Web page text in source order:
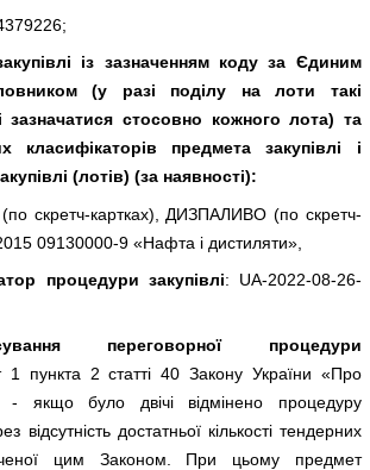
із зазначенням коду за Єдиним
(у разі поділу на лоти такі
зазначатися стосовно кожного лота) та
класифікаторів предмета закупівлі і
(лотів) (за наявності):
картках), ДИЗПАЛИВО (по скретч-
09130000-9 «Нафта і дистиляти»,
процедури закупівлі: UA-2022-08-26-
переговорної процедури
1 пункта 2 статті 40 Закону України «Про
- якщо було двічі відмінено процедуру
відсутність достатньої кількості тендерних
цим Законом. При цьому предмет